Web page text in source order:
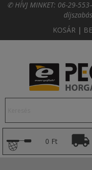
✆ HÍVJ MINKET: 06-29-
díjszabás
KOSÁR |
0 Ft